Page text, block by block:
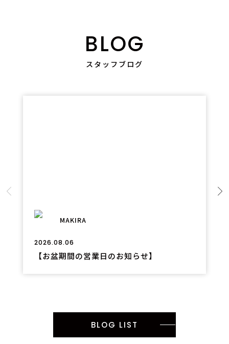
BLOG
スタッフブログ
MAKIRA
2026.08.06
【お盆期間の営業日のお知らせ】
BLOG LIST